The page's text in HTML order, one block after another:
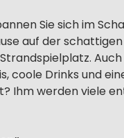
Sie sich im
auf der
coole Drinks und
Ihm werden viele